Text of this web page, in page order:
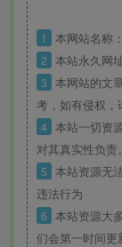
1 本网站名称：
2 本站永久网
3 本网站的文
考，如有侵权，
4 本站一切资
对其真实性负责。
5 本站资源无
违法行为
6 本站资源大
们会第一时间更